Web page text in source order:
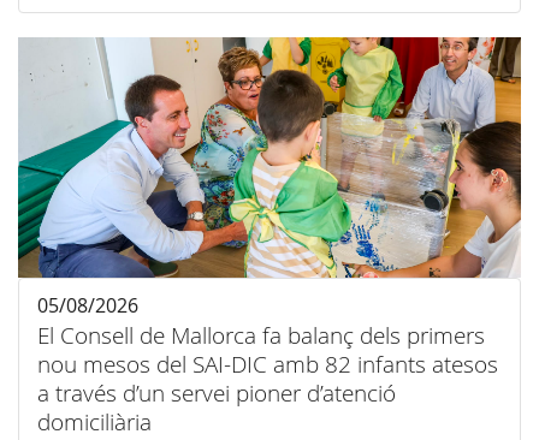
El Consell de Mallorca fa balanç dels primers
nou mesos del SAI-DIC amb 82 infants atesos
a través d’un servei pioner d’atenció
domiciliària
05/08/2026